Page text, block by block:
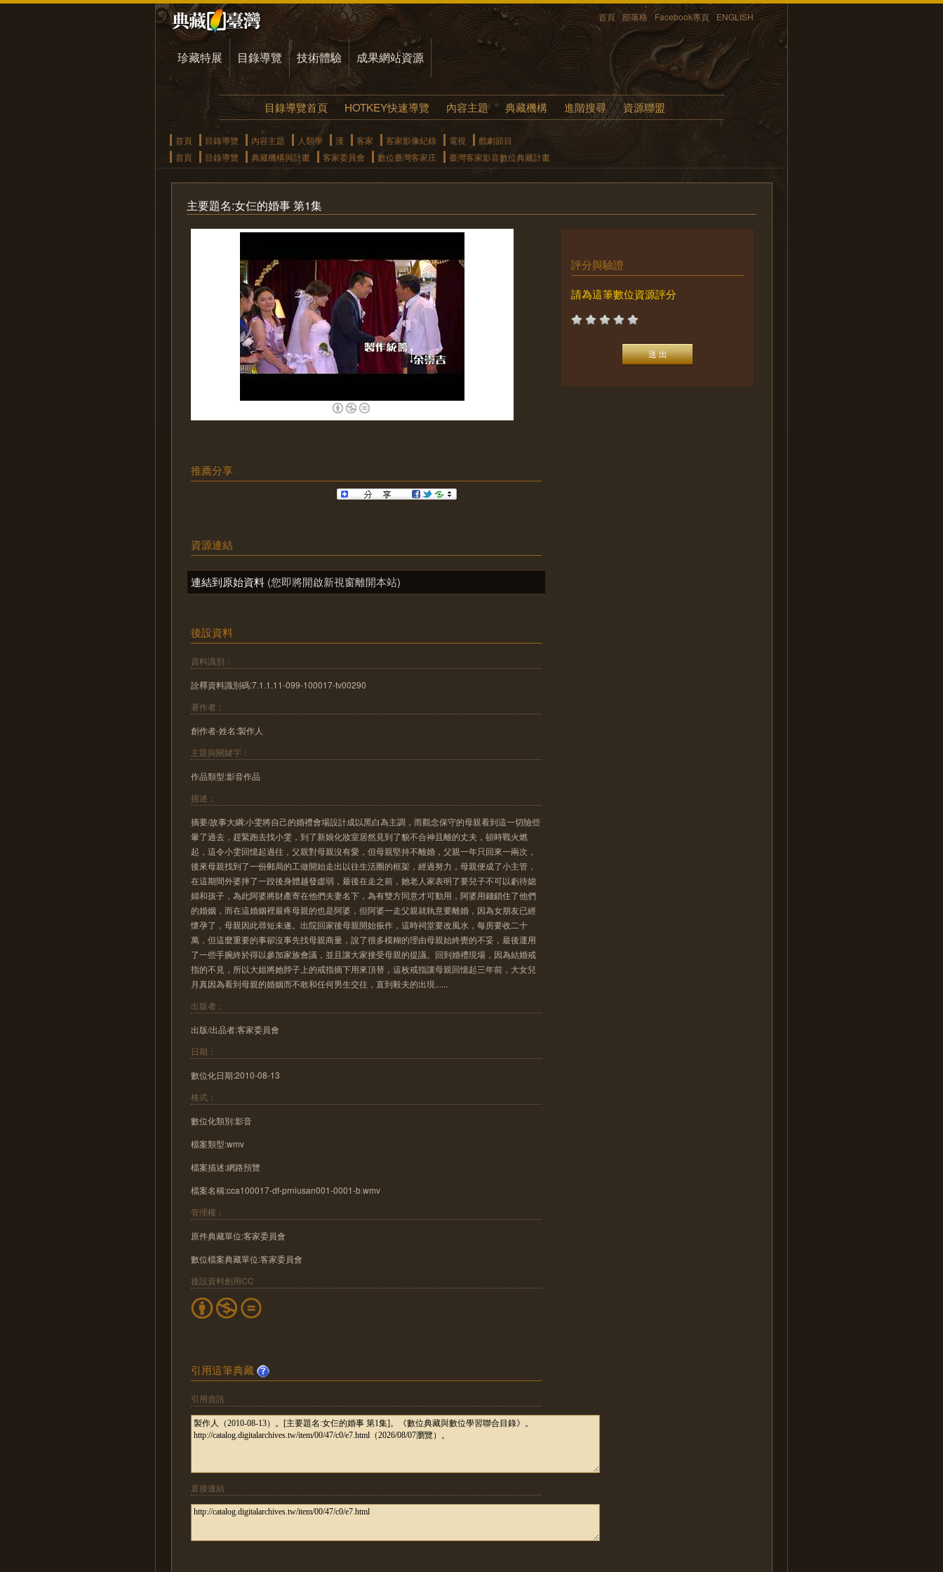
首頁 部落格 Facebook專頁 ENGLISH
珍藏特展 目錄導覽 技術體驗 成果網站資源
目錄導覽首頁 HOTKEY快速導覽 內容主題 典藏機構 進階搜尋 資源聯盟
首頁 目錄導覽 內容主題 人類學 漢 客家 客家影像紀錄 電視
戲劇節目
首頁
目錄導覽 典藏機構與計畫 客家委員會 數位臺灣客家庄 臺灣客家影音數位典藏計畫
主要題名:女仨的婚事 第1集
推薦分享
資源連結
連結到原始資料 (您即將開啟新視窗離開本站)
後設資料
資料識別：
詮釋資料識別碼:7.1.1.11-099-100017-tv00290
著作者：
創作者-姓名:製作人
主題與關鍵字：
作品類型:影音作品
描述：
摘要/故事大綱:小雯將自己的婚禮會場設計成以黑白為主調，而觀念保守的母親看到這一切險些
暈了過去，趕緊跑去找小雯，到了新娘化妝室居然見到了貌不合神且離的丈夫，頓時戰火燃
起，這令小雯回憶起過往，父親對母親沒有愛，但母親堅持不離婚，父親一年只回來一兩次，
後來母親找到了一份郵局的工做開始走出以往生活圈的框架，經過努力，母親便成了小主管，
在這期間外婆摔了一跤後身體越發虛弱，最後在走之前，她老人家表明了要兒子不可以虧待媳
婦和孩子，為此阿婆將財產寄在他們夫妻名下，為有雙方同意才可動用，阿婆用錢鎖住了他們
的婚姻，而在這婚姻裡最疼母親的也是阿婆，但阿婆一走父親就執意要離婚，因為女朋友已經
懷孕了，母親因此尋短未遂。出院回家後母親開始振作，這時祠堂要改風水，每房要收二十
萬，但這麼重要的事卻沒事先找母親商量，說了很多模糊的理由母親始終覺的不妥，最後運用
了一些手腕終於得以參加家族會議，並且讓大家接受母親的提議。回到婚禮現場，因為結婚戒
指的不見，所以大姐將她脖子上的戒指摘下用來頂替，這枚戒指讓母親回憶起三年前，大女兒
月真因為看到母親的婚姻而不敢和任何男生交往，直到毅夫的出現......
出版者：
出版/出品者:客家委員會
日期：
數位化日期:2010-08-13
格式：
數位化類別:影音
檔案類型:wmv
檔案描述:網路預覽
檔案名稱:cca100017-df-prniusan001-0001-b.wmv
管理權：
原件典藏單位:客家委員會
數位檔案典藏單位:客家委員會
後設資料創用CC
引用這筆典藏
引用資訊
直接連結
評分與驗證
請為這筆數位資源評分